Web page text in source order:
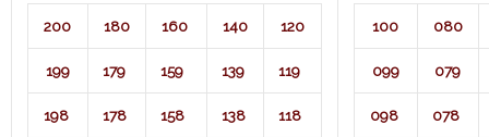
200 180 160 140 120
199 179 159 139 119
198 178 158 138 118
100 080
099 079
098 078